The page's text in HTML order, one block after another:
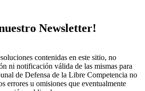
Newsletter!
contenidas en este sitio, no
ni notificación válida de las mismas para
de Defensa de la Libre Competencia no
errores u omisiones que eventualmente